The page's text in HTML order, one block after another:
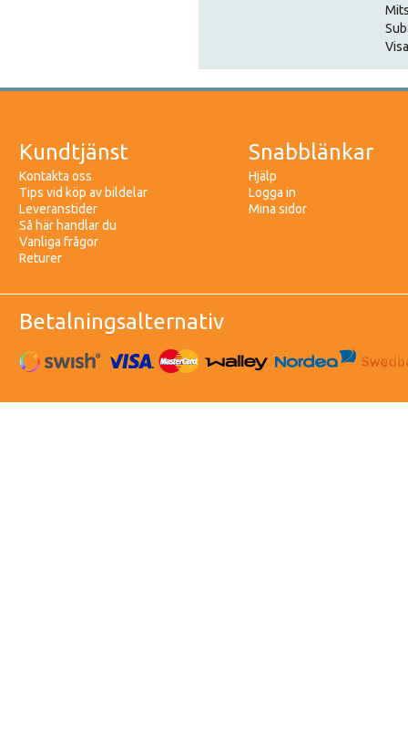
Kundtjänst
Kontakta oss
Tips vid köp av bildelar
Leveranstider
Så här handlar du
Vanliga frågor
Returer
Snabblänkar
Hjälp
Logga in
Mina sidor
Betalningsalternativ